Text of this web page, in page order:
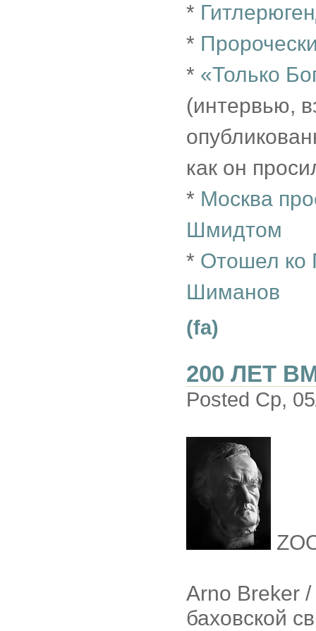
*
*
* «Только
(интервью,
как он
* Москва
Шмидтом
* Отошел ко
Шиманов
(fa)
200 ЛЕТ
Posted Ср,
Arno Breker
баховской